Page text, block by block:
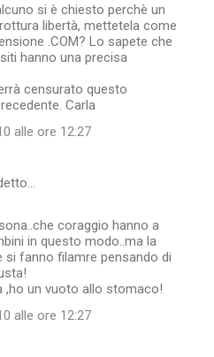
si è chiesto perchè un
libertà, mettetela come
.COM? Lo sapete che
hanno una precisa
censurato questo
Carla
alle ore 12:27
coraggio hanno a
in questo modo..ma la
si fanno filamre pensando di
un vuoto allo stomaco!
alle ore 12:27